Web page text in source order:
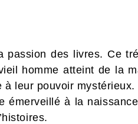
passion des livres. Ce
homme atteint de la
à leur pouvoir mystérieux.
à la naissance